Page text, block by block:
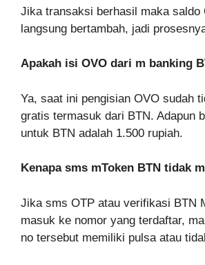
Jika transaksi berhasil maka saldo
langsung bertambah, jadi
Apakah isi OVO dari m banking
Ya, saat ini pengisian OVO sudah
gratis termasuk dari BTN. Adapun
untuk BTN adalah 1.500 rupiah.
Kenapa sms mToken BTN tidak
Jika sms OTP atau verifikasi BTN
masuk ke nomor yang terdaftar,
no tersebut memiliki pulsa atau